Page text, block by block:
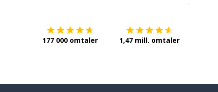
177 000 omtaler 1,47 mill. omtaler